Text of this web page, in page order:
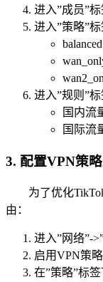
进入”成员”
进入”策略”
进入”规则”标
国内流
国际流
3. 配置VPN策
为了优化
由：
进入”网络”-
启用VPN策
在”策略”标